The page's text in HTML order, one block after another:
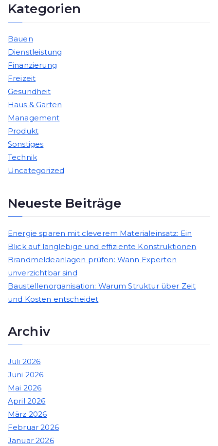
Kategorien
Bauen
Dienstleistung
Finanzierung
Freizeit
Gesundheit
Haus & Garten
Management
Produkt
Sonstiges
Technik
Uncategorized
Neueste Beiträge
Energie sparen mit cleverem Materialeinsatz: Ein
Blick auf langlebige und effiziente Konstruktionen
Brandmeldeanlagen prüfen: Wann Experten
unverzichtbar sind
Baustellenorganisation: Warum Struktur über Zeit
und Kosten entscheidet
Archiv
Juli 2026
Juni 2026
Mai 2026
April 2026
März 2026
Februar 2026
Januar 2026